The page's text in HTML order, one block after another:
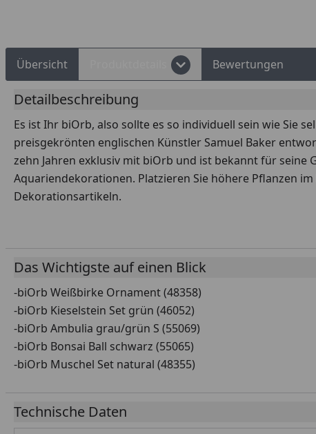
Übersicht Bewertungen
Detailbeschreibung
Es ist Ihr biOrb, also sollte es so individuell sein wie Sie
preisgekrönten englischen Künstler Samuel Baker
zehn Jahren exklusiv mit biOrb und ist bekannt für
Aquariendekorationen. Platzieren Sie höhere Pflanzen
Dekorationsartikeln.
Das Wichtigste auf einen Blick
-biOrb Weißbirke Ornament (48358)
-biOrb Kieselstein Set grün (46052)
-biOrb Ambulia grau/grün S (55069)
-biOrb Bonsai Ball schwarz (55065)
-biOrb Muschel Set natural (48355)
Technische Daten